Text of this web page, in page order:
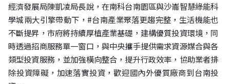
經濟發展局陳凱凌局長說，在南科台南園區與沙崙智慧綠能科
學城兩大引擎帶動下， #台南產業聚落更趨完整 ，生活機能也
不斷提昇，市府將持續厚植產業基礎，建構優質投資環境，同
時透過招商服務單一窗口，與中央攜手提供需求資源媒合與各
類型投資服務，並加強橫向整合，提升行政效率，協助業者排
除投資障礙，加速落實投資，歡迎國內外優質廠商到台南投